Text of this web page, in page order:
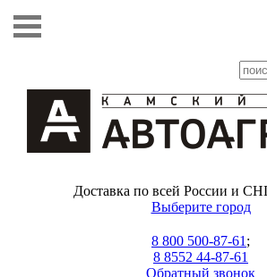
Доставка по всей России и
Выберите город
8 800 500-87-61 ;
8 8552 44-87-61
Обратный звонок